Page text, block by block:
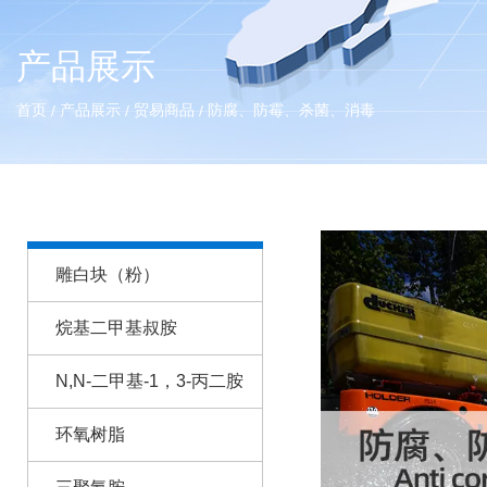
产品展示
首页 / 产品展示 / 贸易商品 / 防腐、防霉、杀菌、消毒
雕白块（粉）
烷基二甲基叔胺
N,N-二甲基-1，3-丙二胺
环氧树脂